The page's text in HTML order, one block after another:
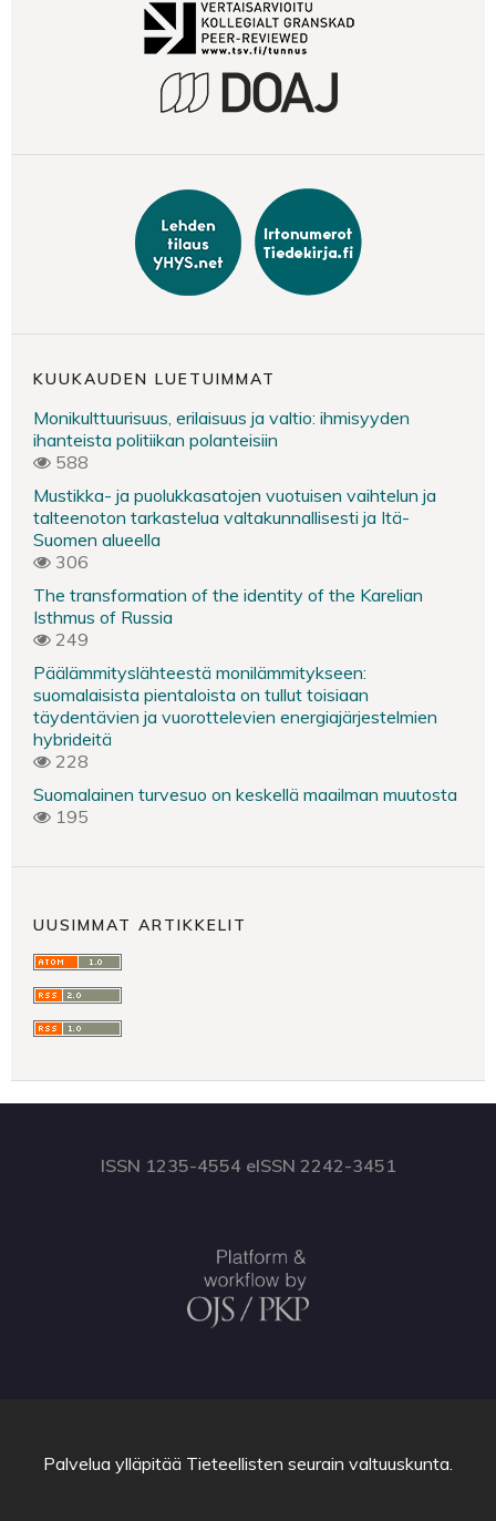
KUUKAUDEN LUETUIMMAT
Monikulttuurisuus, erilaisuus ja valtio: ihmisyyden
ihanteista politiikan polanteisiin
588
Mustikka- ja puolukkasatojen vuotuisen vaihtelun ja
talteenoton tarkastelua valtakunnallisesti ja Itä-
Suomen alueella
306
The transformation of the identity of the Karelian
Isthmus of Russia
249
Päälämmityslähteestä monilämmitykseen:
suomalaisista pientaloista on tullut toisiaan
täydentävien ja vuorottelevien energiajärjestelmien
hybrideitä
228
Suomalainen turvesuo on keskellä maailman muutosta
195
UUSIMMAT ARTIKKELIT
ISSN 1235-4554 eISSN 2242-3451
Palvelua ylläpitää Tieteellisten seurain valtuuskunta.